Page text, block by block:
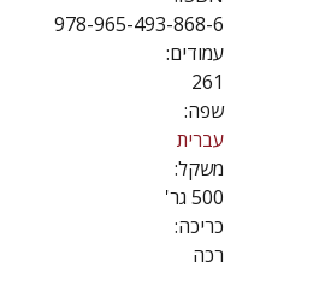
978-965-493-868-6
עמודים:
261
שפה:
עברית
משקל:
500 גר'
כריכה:
רכה